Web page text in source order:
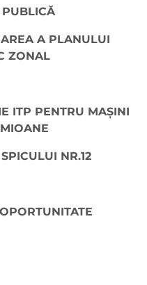
PUBLICĂ
A PLANULUI
ZONAL
ITP PENTRU MAȘINI
NR.12